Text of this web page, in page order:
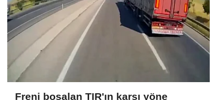
Freni boşalan TIR'ın karşı yöne